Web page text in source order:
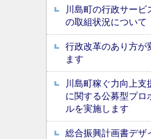
川島町の行政サービ
の取組状況について
行政改革のあり方が
ます
川島町稼ぐ力向上支
に関する公募型プロ
ルを実施します
総合振興計画書デザ